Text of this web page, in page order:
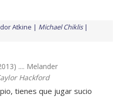
Atkine
Michael Chiklis
.... Melander
Hackford
tienes que jugar sucio